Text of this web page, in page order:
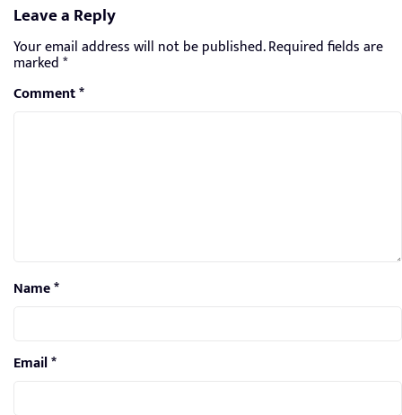
Leave a Reply
Your email address will not be published.Required fields are
marked*
Comment*
Name*
Email*